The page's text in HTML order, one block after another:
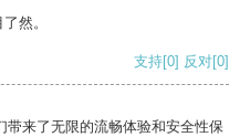
然。
支持[0] 反对[0]
来了无限的流畅体验和安全性保